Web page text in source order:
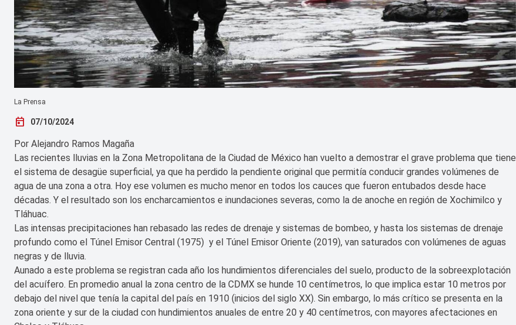
La Prensa
today 07/10/2024
Por Alejandro Ramos Magaña
Las recientes lluvias en la Zona Metropolitana de la Ciudad de México han vuelto a demostrar el grave problema que tiene
el sistema de desagüe superficial, ya que ha perdido la pendiente original que permitía conducir grandes volúmenes de
agua de una zona a otra. Hoy ese volumen es mucho menor en todos los cauces que fueron entubados desde hace
décadas. Y el resultado son los encharcamientos e inundaciones severas, como la de anoche en región de Xochimilco y
Tláhuac.
Las intensas precipitaciones han rebasado las redes de drenaje y sistemas de bombeo, y hasta los sistemas de drenaje
profundo como el Túnel Emisor Central (1975) y el Túnel Emisor Oriente (2019), van saturados con volúmenes de aguas
negras y de lluvia.
Aunado a este problema se registran cada año los hundimientos diferenciales del suelo, producto de la sobreexplotación
del acuífero. En promedio anual la zona centro de la CDMX se hunde 10 centímetros, lo que implica estar 10 metros por
debajo del nivel que tenía la capital del país en 1910 (inicios del siglo XX). Sin embargo, lo más crítico se presenta en la
zona oriente y sur de la ciudad con hundimientos anuales de entre 20 y 40 centímetros, con mayores afectaciones en